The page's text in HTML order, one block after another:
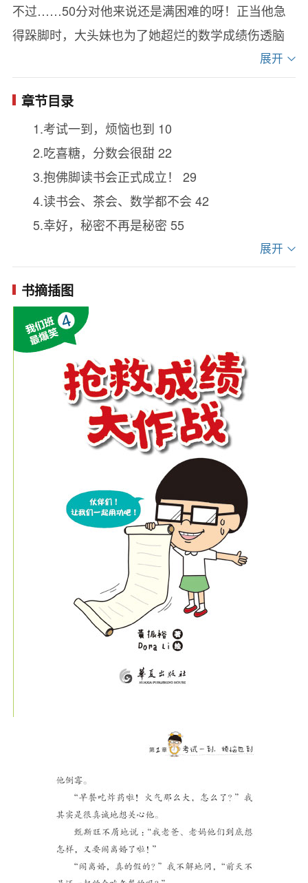
不过……50分对他来说还是满困难的呀！正当他急
得跺脚时，大头妹也为了她超烂的数学成绩伤透脑
筋，这刚好了啊！为了拯救彼此的烂成绩，他们决
定一起组成读书会——抱佛脚读书会！
搞笑的情节，曲折精采故事，有欢笑有泪水，
却都是孩子们真实的人生。书中却生动刻画了每位
学生鲜明的特性与秉性，最终让大家通力合作，相
互关心、帮助——冲分数！
本书作者本身是老师，清楚地掌握现在孩子所
关心的心理与议题，连孩子经常使用的现代语汇也
了如指掌，他将孩子们的一举一动、一言一行都写
笑的情节当中，作者总是巧妙拿捏，用孩子的语
言，让孩子在故事当中得到潜移默化的省思，收获
成长。
展开
章节目录
1.考试一到，烦恼也到 10
2.吃喜糖，分数会很甜 22
3.抱佛脚读书会正式成立！ 29
4.读书会、茶会、数学都不会 42
5.幸好，秘密不再是秘密 55
7.分工合作，妈祖保佑 87
8.考前大冲刺 96
9.热腾腾的成绩出炉！ 108
10.抢救成绩，也要抢救咕咕鸡！ 124
展开
书摘插图